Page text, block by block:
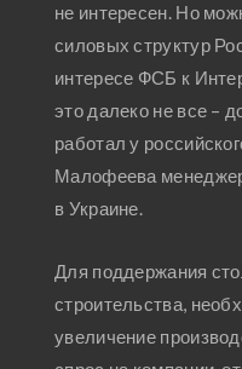
не интересен. Но
силовых структур
интересе ФСБ к
это далеко не все –
работал у
Малофеева
в Украине.
Для поддержания
строительства,
увеличение